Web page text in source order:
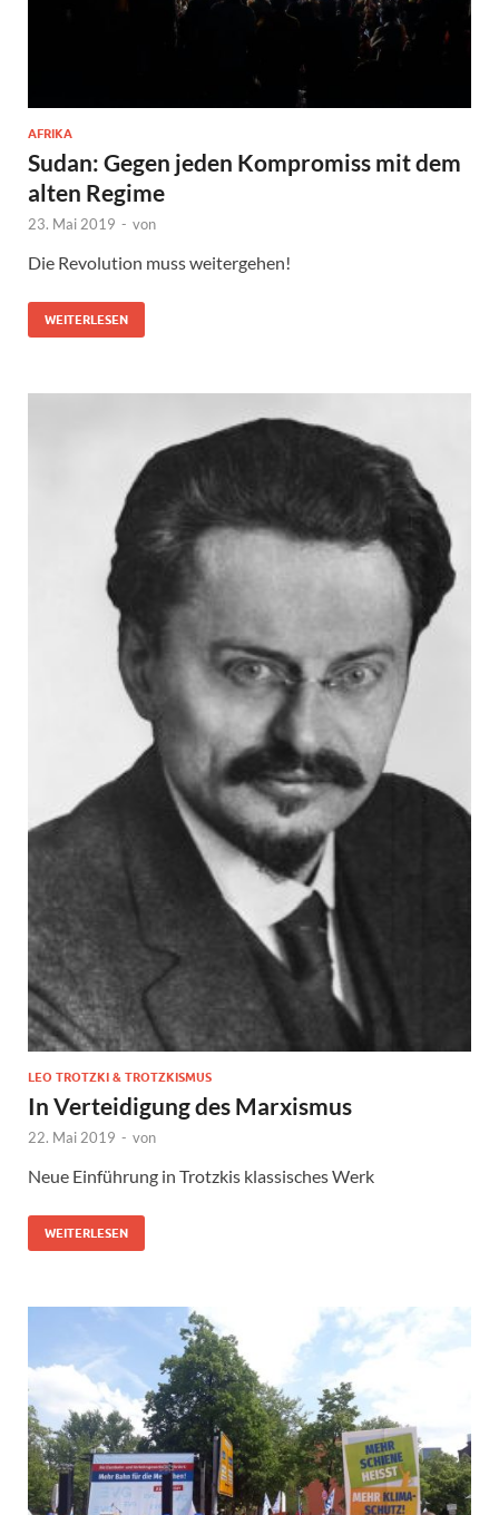
AFRIKA
Sudan: Gegen jeden Kompromiss mit dem
alten Regime
23. Mai 2019 - von
Die Revolution muss weitergehen!
WEITERLESEN
LEO TROTZKI & TROTZKISMUS
In Verteidigung des Marxismus
22. Mai 2019 - von
Neue Einführung in Trotzkis klassisches Werk
WEITERLESEN